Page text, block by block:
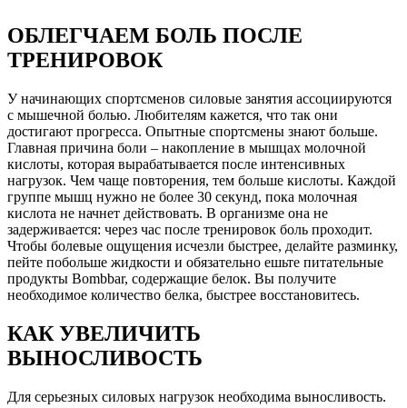
ОБЛЕГЧАЕМ БОЛЬ ПОСЛЕ
ТРЕНИРОВОК
У начинающих спортсменов силовые занятия ассоциируются
с мышечной болью. Любителям кажется, что так они
достигают прогресса. Опытные спортсмены знают больше.
Главная причина боли – накопление в мышцах молочной
кислоты, которая вырабатывается после интенсивных
нагрузок. Чем чаще повторения, тем больше кислоты. Каждой
группе мышц нужно не более 30 секунд, пока молочная
кислота не начнет действовать. В организме она не
задерживается: через час после тренировок боль проходит.
Чтобы болевые ощущения исчезли быстрее, делайте разминку,
пейте побольше жидкости и обязательно ешьте питательные
продукты Bombbar, содержащие белок. Вы получите
необходимое количество белка, быстрее восстановитесь.
КАК УВЕЛИЧИТЬ
ВЫНОСЛИВОСТЬ
Для серьезных силовых нагрузок необходима выносливость.